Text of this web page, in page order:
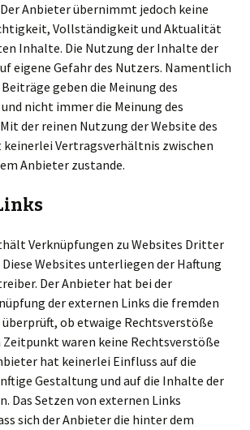
Anbieter übernimmt jedoch keine
Vollständigkeit und Aktualität
Inhalte. Die Nutzung der Inhalte der
eigene Gefahr des Nutzers. Namentlich
geben die Meinung des
nicht immer die Meinung des
der reinen Nutzung der Website des
Vertragsverhältnis zwischen
Anbieter zustande.
Verknüpfungen zu Websites Dritter
Websites unterliegen der Haftung
Der Anbieter hat bei der
der externen Links die fremden
ob etwaige Rechtsverstöße
Zeitpunkt waren keine Rechtsverstöße
hat keinerlei Einfluss auf die
Gestaltung und auf die Inhalte der
Das Setzen von externen Links
sich der Anbieter die hinter dem